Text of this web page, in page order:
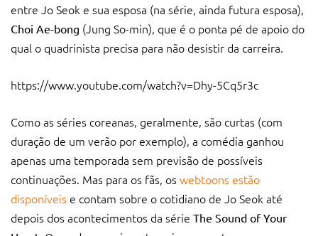
entre Jo Seok e sua esposa (na série, ainda futura esposa),
Choi Ae-bong (Jung So-min), que é o ponta pé de apoio do
qual o quadrinista precisa para não desistir da carreira.
https://www.youtube.com/watch?v=Dhy-5Cq5r3c
Como as séries coreanas, geralmente, são curtas (com
duração de um verão por exemplo), a comédia ganhou
apenas uma temporada sem previsão de possíveis
continuações. Mas para os fãs, oswebtoons estão
disponíveis e contam sobre o cotidiano de Jo Seok até
depois dos acontecimentos da série The Sound of Your